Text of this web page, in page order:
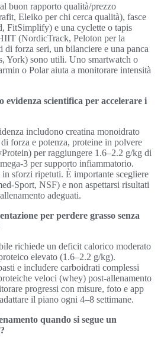
buon rapporto qualità/prezzo
Eleiko per chi cerca qualità), fasce
FitSimplify) e una cyclette o tapis
(NordicTrack, Peloton per la
di forza seri, un bilanciere e una panca
York) sono utili. Uno smartwatch o
o Polar aiuta a monitorare intensità
scientifica per accelerare i
includono creatina monoidrato
forza e potenza, proteine in polvere
per raggiungere 1.6–2.2 g/kg di
per supporto infiammatorio.
in sforzi ripetuti. È importante scegliere
NSF) e non aspettarsi risultati
adeguati.
per perdere grasso senza
richiede un deficit calorico moderato
elevato (1.6–2.2 g/kg).
e includere carboidrati complessi
veloci (whey) post-allenamento
progressi con misure, foto e app
il piano ogni 4–8 settimane.
quando si segue un